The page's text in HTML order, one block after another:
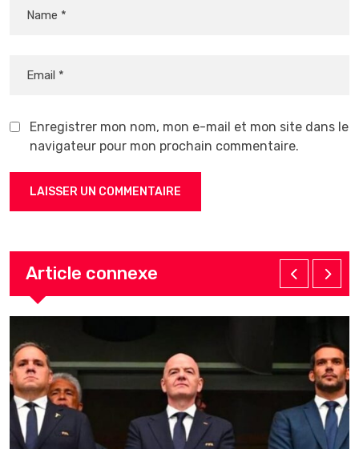
Enregistrer mon nom, mon e-mail et mon site dans le
navigateur pour mon prochain commentaire.
Article connexe